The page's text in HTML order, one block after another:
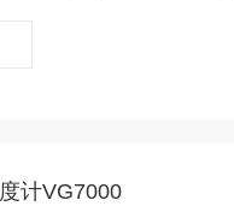
计VG7000